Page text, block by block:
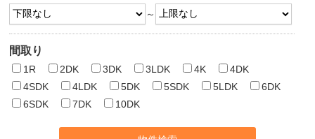
～
間取り
1R 2DK 3DK 3LDK 4K
4DK
4SDK
4LDK 5DK 5SDK 5LDK
6DK
6SDK
7DK 10DK